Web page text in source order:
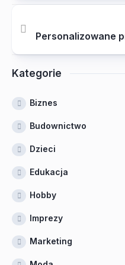
Personalizowane
Kategorie
Biznes
Budownictwo
Dzieci
Edukacja
Hobby
Imprezy
Marketing